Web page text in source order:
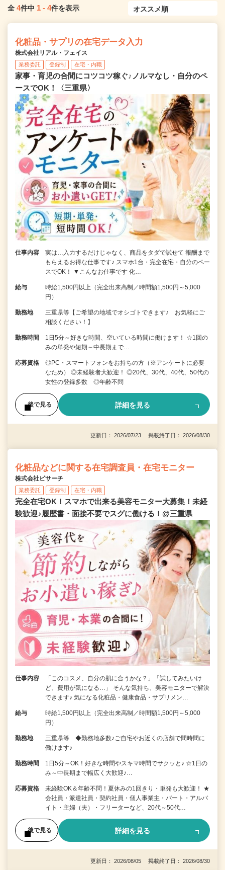
全 4件中 1 - 4件を表示
化粧品・サプリの在宅データ入力
株式会社リアル・フェイス
業務委託 登録制 在宅・内職
家事・育児の合間にコツコツ稼ぐ♪ノルマなし・自分のペ
ースでOK！〈三重県〉
仕事内容
実は…入力するだけじゃなく、商品をタダで試せて 報酬まで
もらえるお得な仕事です♪ スマホ1台・完全在宅・自分のペー
スでOK！ ▼こんなお仕事です 化…
給与
時給1,500円以上（完全出来高制／時間額1,500円～5,000
円）
勤務地
三重県等【ご希望の地域でオシゴトできます♪ お気軽にご
相談ください！】
勤務時間
1日5分～好きな時間、空いている時間に働けます！ ☆1回の
みの単発や短期～中長期まで…
応募資格
◎PC・スマートフォンをお持ちの方（※アンケートに必要
なため） ◎未経験者大歓迎！ ◎20代、30代、40代、50代の
女性の登録多数 ◎年齢不問
後で見る 詳細を見る
更新日： 2026/07/23 掲載終了日： 2026/08/30
化粧品などに関する在宅調査員・在宅モニター
株式会社ビサーチ
業務委託 登録制 在宅・内職
完全在宅OK！スマホで出来る美容モニター大募集！未経
験歓迎♪履歴書・面接不要でスグに働ける！@三重県
仕事内容
「このコスメ、自分の肌に合うかな？」「試してみたいけ
ど、費用が気になる…」 そんな気持ち、美容モニターで解決
できます♪ 気になる化粧品・健康食品・サプリメン…
給与
時給1,500円以上（完全出来高制／時間額1,500円～5,000
円）
勤務地
三重県等 ◆勤務地多数♪ご自宅やお近くの店舗で間時間に
働けます♪
勤務時間
1日5分～OK！好きな時間やスキマ時間でサクッと♪ ☆1日の
み～中長期まで幅広く大歓迎♪…
応募資格
未経験OK＆年齢不問！夏休みの1回きり・単発も大歓迎！ ★
会社員・派遣社員・契約社員・個人事業主・パート・アルバ
イト・主婦（夫）・フリーターなど、20代～50代…
後で見る 詳細を見る
更新日： 2026/08/05 掲載終了日： 2026/08/30